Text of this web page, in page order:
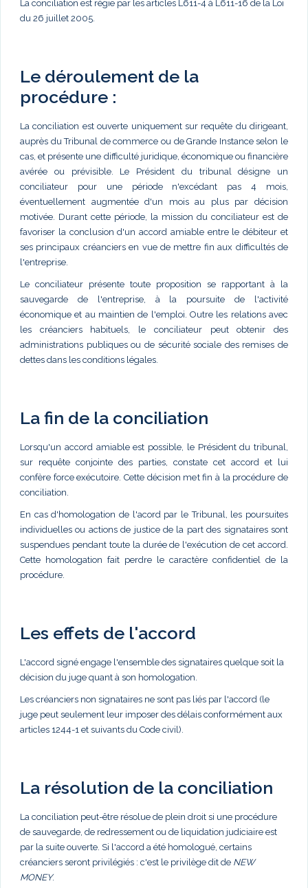
La conciliation est régie par les articles L611-4 à L611-16 de la Loi
du 26 juillet 2005.
Le déroulement de la
procédure :
La conciliation est ouverte uniquement sur requête du dirigeant,
auprès du Tribunal de commerce ou de Grande Instance selon le
cas, et présente une difficulté juridique, économique ou financière
avérée ou prévisible. Le Président du tribunal désigne un
conciliateur pour une période n'excédant pas 4 mois,
éventuellement augmentée d'un mois au plus par décision
motivée. Durant cette période, la mission du conciliateur est de
favoriser la conclusion d'un accord amiable entre le débiteur et
ses principaux créanciers en vue de mettre fin aux difficultés de
l'entreprise.
Le conciliateur présente toute proposition se rapportant à la
sauvegarde de l'entreprise, à la poursuite de l'activité
économique et au maintien de l'emploi. Outre les relations avec
les créanciers habituels, le conciliateur peut obtenir des
administrations publiques ou de sécurité sociale des remises de
dettes dans les conditions légales.
La fin de la conciliation
Lorsqu'un accord amiable est possible, le Président du tribunal,
sur requête conjointe des parties, constate cet accord et lui
confère force exécutoire. Cette décision met fin à la procédure de
conciliation.
En cas d'homologation de l'acord par le Tribunal, les poursuites
individuelles ou actions de justice de la part des signataires sont
suspendues pendant toute la durée de l'exécution de cet accord.
Cette homologation fait perdre le caractère confidentiel de la
procédure.
Les effets de l'accord
L'accord signé engage l'ensemble des signataires quelque soit la
décision du juge quant à son homologation.
Les créanciers non signataires ne sont pas liés par l'accord (le
juge peut seulement leur imposer des délais conformément aux
articles 1244-1 et suivants du Code civil).
La résolution de la conciliation
La conciliation peut-être résolue de plein droit si une procédure
de sauvegarde, de redressement ou de liquidation judiciaire est
par la suite ouverte. Si l'accord a été homologué, certains
créanciers seront privilégiés : c'est le privilège dit de NEW
MONEY.